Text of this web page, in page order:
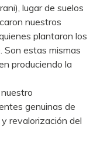
lugar de suelos
nuestros
plantaron los
Son estas mismas
produciendo la
genuinas de
revalorización del